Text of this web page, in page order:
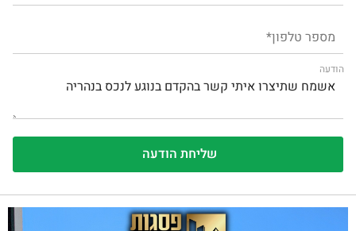
הודעה